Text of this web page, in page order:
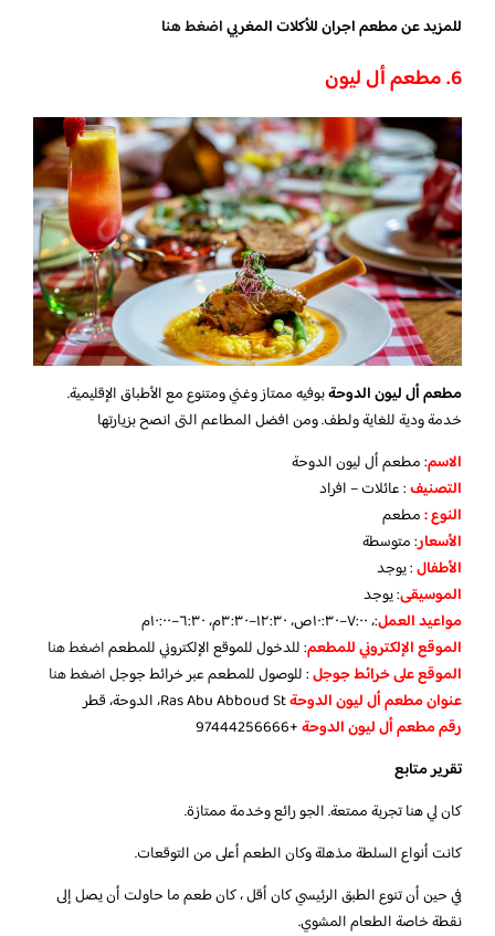
للمزيد عن مطعم اجران للأكلات المغربياضغط هنا
6. مطعم أل ليون
مطعم أل ليون الدوحةبوفيه ممتاز وغني ومتنوع مع الأطباق الإقليمية.
خدمة ودية للغاية ولطف. ومن افضل المطاعم التى انصح بزيارتها
الاسم: مطعم أل ليون الدوحة
التصنيف: عائلات – افراد
النوع :مطعم
الأسعار:متوسطة
الأطفال:يوجد
الموسيقى:يوجد
مواعيد العمل:، ٧:٠٠–١٠:٣٠ص، ١٢:٣٠–٣:٣٠م، ٦:٣٠–١٠:٠٠م
الموقع الإلكتروني للمطعم: للدخول للموقع الإلكتروني للمطعماضغط هنا
الموقع على خرائط جوجل: للوصول للمطعم عبر خرائط جوجلاضغط هنا
عنوان مطعم أل ليون الدوحةRas Abu Abboud St، الدوحة، قطر
رقم مطعم أل ليون الدوحة+97444256666
تقرير متابع
كان لي هنا تجربة ممتعة. الجو رائع وخدمة ممتازة.
كانت أنواع السلطة مذهلة وكان الطعم أعلى من التوقعات.
في حين أن تنوع الطبق الرئيسي كان أقل ، كان طعم ما حاولت أن يصل إلى
نقطة خاصة الطعام المشوي.